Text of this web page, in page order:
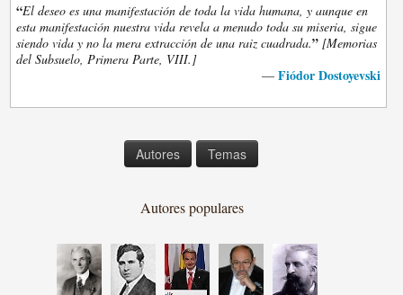
“El deseo es una manifestación de toda la vida humana, y aunque en
esta manifestación nuestra vida revela a menudo toda su miseria, sigue
siendo vida y no la mera extracción de una raiz cuadrada.” [Memorias
del Subsuelo, Primera Parte, VIII.]
— Fiódor Dostoyevski
Autores Temas
Autores populares